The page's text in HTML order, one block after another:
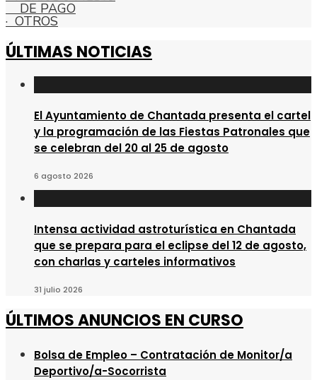
DE PAGO
· OTROS
ÚLTIMAS NOTICIAS
El Ayuntamiento de Chantada presenta el cartel
y la programación de las Fiestas Patronales que
se celebran del 20 al 25 de agosto
6 agosto 2026
Intensa actividad astroturística en Chantada
que se prepara para el eclipse del 12 de agosto,
con charlas y carteles informativos
31 julio 2026
ÚLTIMOS ANUNCIOS EN CURSO
Bolsa de Empleo – Contratación de Monitor/a
Deportivo/a-Socorrista